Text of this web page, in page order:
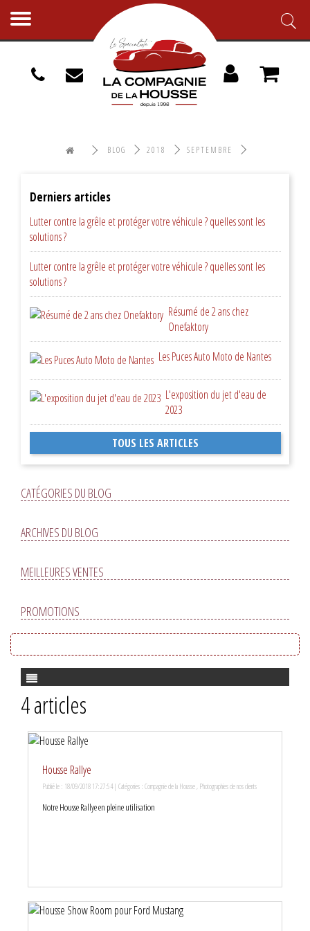
Toggle
BLOG 2018 SEPTEMBRE
Derniers articles
Lutter contre la grêle et protéger votre véhicule ? quelles sont les
solutions ?
Lutter contre la grêle et protéger votre véhicule ? quelles sont les
solutions ?
Résumé de 2 ans chez
Onefaktory
Les Puces Auto Moto de Nantes
L'exposition du jet d'eau de
2023
TOUS LES ARTICLES
CATÉGORIES DU BLOG
ARCHIVES DU BLOG
MEILLEURES VENTES
PROMOTIONS
4 articles
Housse Rallye
Publié le : 18/09/2018 17:27:54 | Catégories : Compagnie de la Housse Photographies de nos clients
Notre Housse Rallye en pleine utilisation